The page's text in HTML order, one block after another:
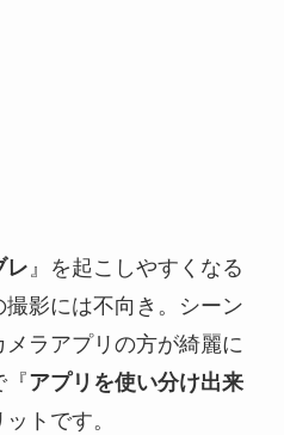
レ』を起こしやすくなる
影には不向き。シーン
ラアプリの方が綺麗に
『アプリを使い分け出来
トです。